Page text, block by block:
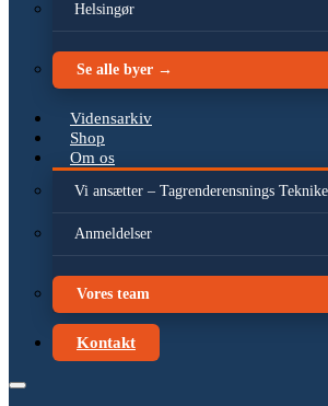
Helsingør
Se alle byer →
Vidensarkiv
Shop
Om os
Vi ansætter – Tagrenderensnings
Anmeldelser
Vores team
Kontakt